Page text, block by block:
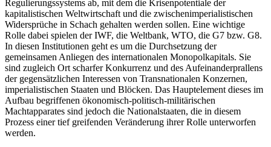
Regulierungssystems ab, mit dem die Krisenpotentiale der
kapitalistischen Weltwirtschaft und die zwischenimperialistischen
Widersprüche in Schach gehalten werden sollen. Eine wichtige
Rolle dabei spielen der IWF, die Weltbank, WTO, die G7 bzw. G8.
In diesen Institutionen geht es um die Durchsetzung der
gemeinsamen Anliegen des internationalen Monopolkapitals. Sie
sind zugleich Ort scharfer Konkurrenz und des Aufeinanderprallens
der gegensätzlichen Interessen von Transnationalen Konzernen,
imperialistischen Staaten und Blöcken. Das Hauptelement dieses im
Aufbau begriffenen ökonomisch-politisch-militärischen
Machtapparates sind jedoch die Nationalstaaten, die in diesem
Prozess einer tief greifenden Veränderung ihrer Rolle unterworfen
werden.